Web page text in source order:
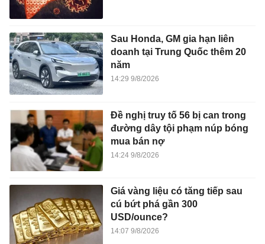
Sau Honda, GM gia hạn liên
doanh tại Trung Quốc thêm 20
năm
14:29 9/8/2026
Đề nghị truy tố 56 bị can trong
đường dây tội phạm núp bóng
mua bán nợ
14:24 9/8/2026
Giá vàng liệu có tăng tiếp sau
cú bứt phá gần 300
USD/ounce?
14:07 9/8/2026